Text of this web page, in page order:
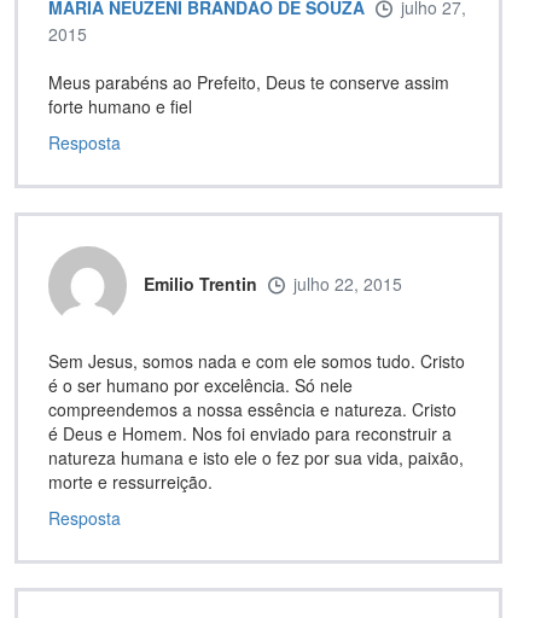
MARIA NEUZENÍ BRANDÃO DE SOUZA
julho 27,
2015
Meus parabéns ao Prefeito, Deus te conserve assim
forte humano e fiel
Resposta
Emilio Trentin julho 22, 2015
Sem Jesus, somos nada e com ele somos tudo. Cristo
é o ser humano por excelência. Só nele
compreendemos a nossa essência e natureza. Cristo
é Deus e Homem. Nos foi enviado para reconstruir a
natureza humana e isto ele o fez por sua vida, paixão,
morte e ressurreição.
Resposta